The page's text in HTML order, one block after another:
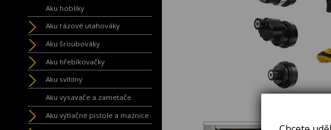
Aku hoblíky
Aku rázové utahováky
Aku šroubováky
Aku hřebíkovačky
Aku svítilny
Aku vysavače a zametače
Aku výtlačné pistole a maznice